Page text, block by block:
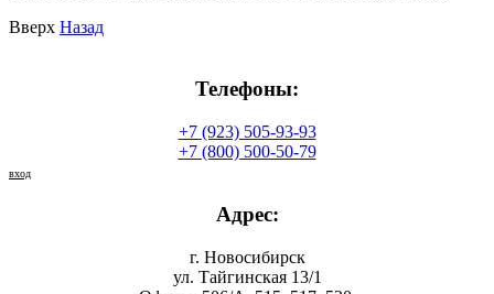
Вверх Назад
Телефоны:
+7 (923) 505-93-93
+7 (800) 500-50-79
вход
Адрес:
г. Новосибирск
ул. Тайгинская 13/1